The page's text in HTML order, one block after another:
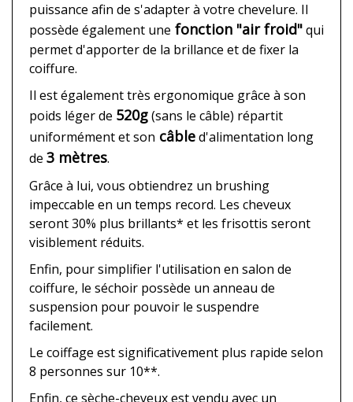
puissance afin de s'adapter à votre chevelure. Il
possède également une fonction "air froid"qui
permet d'apporter de la brillance et de fixer la
coiffure.
Il est également très ergonomique grâce à son
poids léger de 520g(sans le câble) répartit
uniformément et son câbled'alimentation long
de 3 mètres.
Grâce à lui, vous obtiendrez un brushing
impeccable en un temps record. Les cheveux
seront 30% plus brillants* et les frisottis seront
visiblement réduits.
Enfin, pour simplifier l'utilisation en salon de
coiffure, le séchoir possède un anneau de
suspension pour pouvoir le suspendre
facilement.
Le coiffage est significativement plus rapide selon
8 personnes sur 10**.
Enfin, ce sèche-cheveux est vendu avec un